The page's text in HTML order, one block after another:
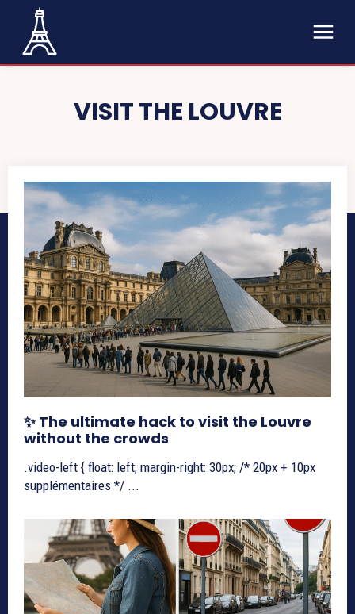
VISIT THE LOUVRE
✨ The ultimate hack to visit the Louvre
without the crowds
.video-left { float: left; margin-right: 30px; /* 20px + 10px
supplémentaires */ ...